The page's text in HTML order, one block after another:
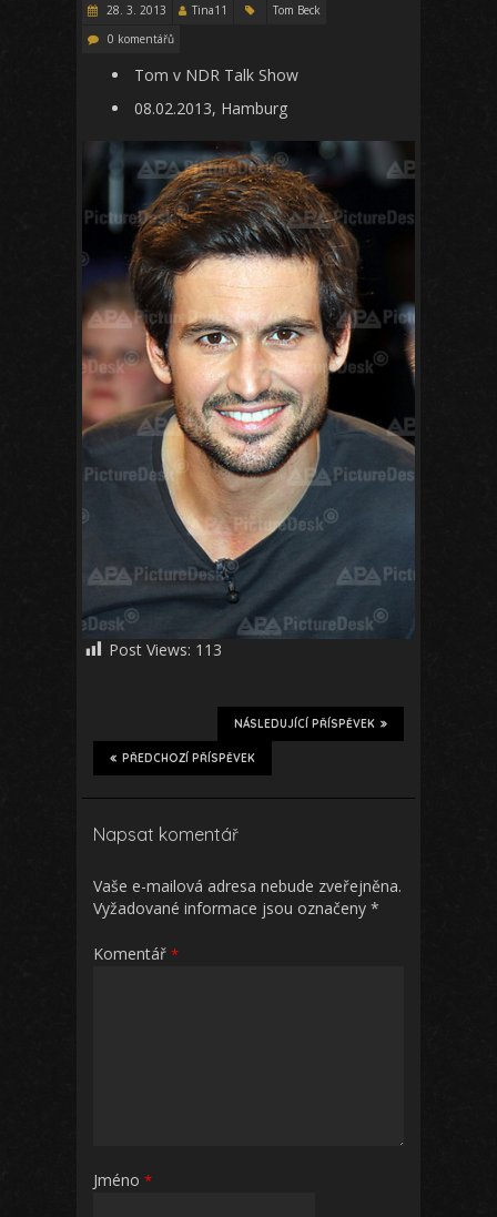
28. 3. 2013 Tina11
Tom Beck
0 komentářů
Tom v NDR Talk Show
08.02.2013, Hamburg
Post Views: 113
NÁSLEDUJÍCÍ PŘÍSPĚVEK
PŘEDCHOZÍ PŘÍSPĚVEK
Napsat komentář
Vaše e-mailová adresa nebude zveřejněna.
Vyžadované informace jsou označeny *
Komentář *
Jméno *